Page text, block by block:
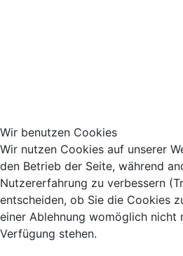
Wir benutzen Cookies
Wir nutzen Cookies auf unserer
den Betrieb der Seite, während
Nutzererfahrung zu verbessern
entscheiden, ob Sie die Cookies
einer Ablehnung womöglich nicht
Verfügung stehen.